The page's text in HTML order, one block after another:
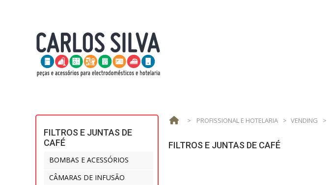
FILTROS E JUNTAS DE
CAFÉ
BOMBAS E ACESSÓRIOS
CÂMARAS DE INFUSÃO
> PROFISSIONAL E HOTELARIA > VENDING >
FILTROS E JUNTAS DE CAFÉ